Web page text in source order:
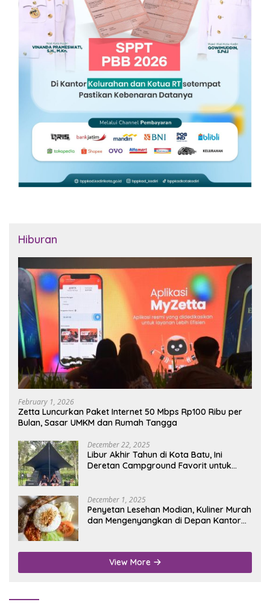
Hiburan
February 1, 2026
Zetta Luncurkan Paket Internet 50 Mbps Rp100 Ribu per
Bulan, Sasar UMKM dan Rumah Tangga
December 22, 2025
Libur Akhir Tahun di Kota Batu, Ini
Deretan Campground Favorit untuk
December 1, 2025
Penyetan Lesehan Modian, Kuliner Murah
dan Mengenyangkan di Depan Kantor
View More